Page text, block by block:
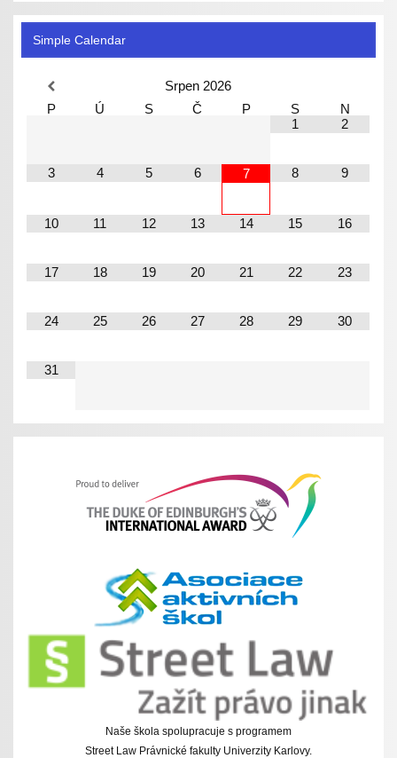
Simple Calendar
Srpen 2026
P
Ú S Č P S
N
1
2
3 4 5 6 7 8 9
10 11 12 13 14 15 16
17 18 19 20 21 22 23
24 25 26 27 28 29 30
31
Naše škola spolupracuje s programem
Street Law Právnické fakulty Univerzity Karlovy.